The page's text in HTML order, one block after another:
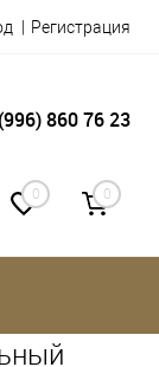
Регистрация
860 76 23
0 0